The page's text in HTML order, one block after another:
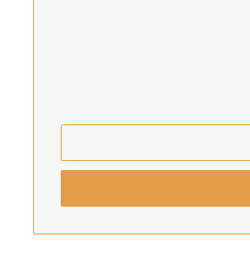
رئيس اركان الجيش الاسرائيلي يهدد بالتوغل أعمق في لبنان: لن ننسحب من الأراضي التي احتللناها في جميع الجبهات